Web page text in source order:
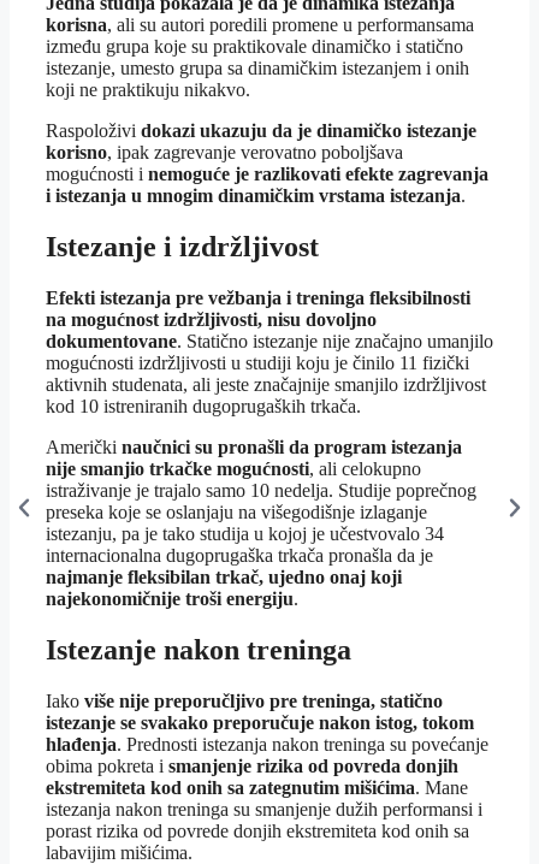
korisna, ali su autori poredili promene u performansama
između grupa koje su praktikovale dinamičko i statično
istezanje, umesto grupa sa dinamičkim istezanjem i onih
koji ne praktikuju nikakvo.
Raspoloživi dokazi ukazuju da je dinamičko istezanje
korisno, ipak zagrevanje verovatno poboljšava
mogućnosti i nemoguće je razlikovati efekte zagrevanja
i istezanja u mnogim dinamičkim vrstama istezanja.
Istezanje i izdržljivost
Efekti istezanja pre vežbanja i treninga fleksibilnosti
na mogućnost izdržljivosti, nisu dovoljno
dokumentovane. Statično istezanje nije značajno umanjilo
mogućnosti izdržljivosti u studiji koju je činilo 11 fizički
aktivnih studenata, ali jeste značajnije smanjilo izdržljivost
kod 10 istreniranih dugoprugaških trkača.
Američki naučnici su pronašli da program istezanja
nije smanjio trkačke mogućnosti, ali celokupno
istraživanje je trajalo samo 10 nedelja. Studije poprečnog
preseka koje se oslanjaju na višegodišnje izlaganje
istezanju, pa je tako studija u kojoj je učestvovalo 34
internacionalna dugoprugaška trkača pronašla da je
najmanje fleksibilan trkač, ujedno onaj koji
najekonomičnije troši energiju.
Istezanje nakon treninga
Iako više nije preporučljivo pre treninga, statično
istezanje se svakako preporučuje nakon istog, tokom
hlađenja. Prednosti istezanja nakon treninga su povećanje
obima pokreta i smanjenje rizika od povreda donjih
ekstremiteta kod onih sa zategnutim mišićima. Mane
istezanja nakon treninga su smanjenje dužih performansi i
porast rizika od povrede donjih ekstremiteta kod onih sa
labavijim mišićima.